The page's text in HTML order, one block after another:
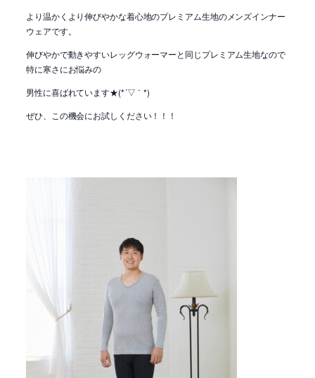
より温かくより伸びやかな着心地のプレミアム生地のメンズインナー
ウェアです。
伸びやかで動きやすいレッグウォーマーと同じプレミアム生地なので
特に寒さにお悩みの
男性に喜ばれています★(*´▽｀*)
ぜひ、この機会にお試しください！！！